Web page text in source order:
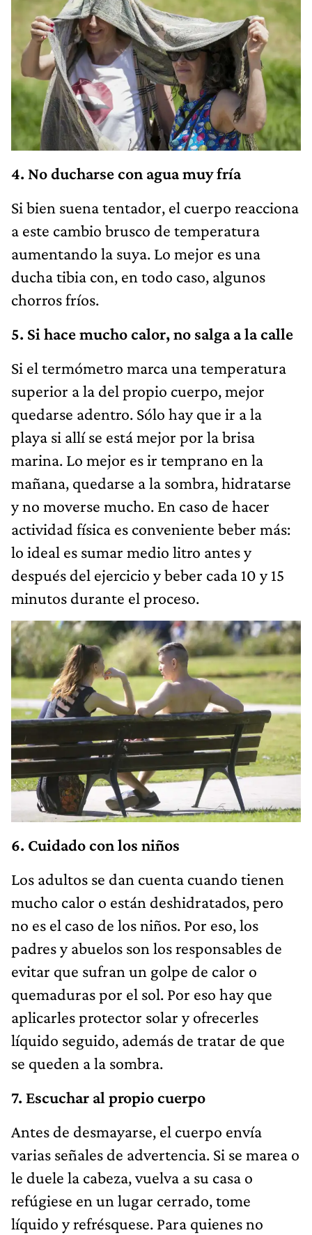
4. No ducharse con agua muy fría
Si bien suena tentador, el cuerpo reacciona
a este cambio brusco de temperatura
aumentando la suya. Lo mejor es una
ducha tibia con, en todo caso, algunos
chorros fríos.
5. Si hace mucho calor, no salga a la calle
Si el termómetro marca una temperatura
superior a la del propio cuerpo, mejor
quedarse adentro. Sólo hay que ir a la
playa si allí se está mejor por la brisa
marina. Lo mejor es ir temprano en la
mañana, quedarse a la sombra, hidratarse
y no moverse mucho. En caso de hacer
actividad física es conveniente beber más:
lo ideal es sumar medio litro antes y
después del ejercicio y beber cada 10 y 15
minutos durante el proceso.
6. Cuidado con los niños
Los adultos se dan cuenta cuando tienen
mucho calor o están deshidratados, pero
no es el caso de los niños. Por eso, los
padres y abuelos son los responsables de
evitar que sufran un golpe de calor o
quemaduras por el sol. Por eso hay que
aplicarles protector solar y ofrecerles
líquido seguido, además de tratar de que
se queden a la sombra.
7. Escuchar al propio cuerpo
Antes de desmayarse, el cuerpo envía
varias señales de advertencia. Si se marea o
le duele la cabeza, vuelva a su casa o
refúgiese en un lugar cerrado, tome
líquido y refrésquese. Para quienes no